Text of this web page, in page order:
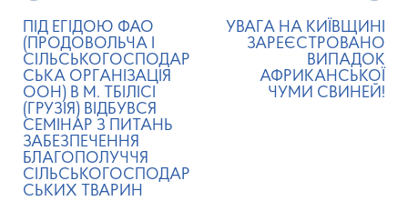
ПІД ЕГІДОЮ ФАО
(ПРОДОВОЛЬЧА І
СІЛЬСЬКОГОСПОДАР
СЬКА ОРГАНІЗАЦІЯ
ООН) В М. ТБІЛІСІ
(ГРУЗІЯ) ВІДБУВСЯ
СЕМІНАР З ПИТАНЬ
ЗАБЕЗПЕЧЕННЯ
БЛАГОПОЛУЧЧЯ
СІЛЬСЬКОГОСПОДАР
СЬКИХ ТВАРИН
УВАГА НА КИЇВЩИНІ
ЗАРЕЄСТРОВАНО
ВИПАДОК
АФРИКАНСЬКОЇ
ЧУМИ СВИНЕЙ!